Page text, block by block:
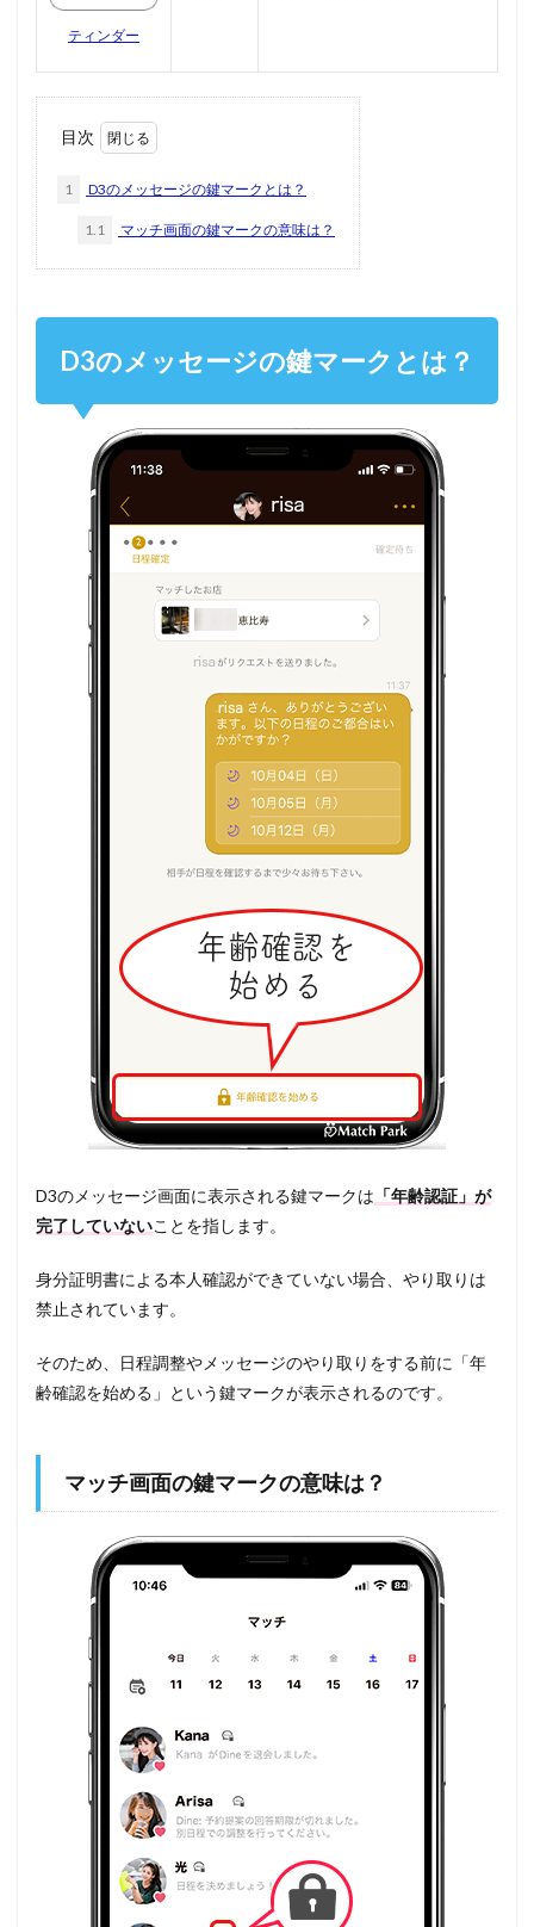
ティンダー
目次
1 D3のメッセージの鍵マークとは？
1.1 マッチ画面の鍵マークの意味は？
D3のメッセージの鍵マークとは？
D3のメッセージ画面に表示される鍵マークは 「年齢認証」が
完了していないことを指します。
身分証明書による本人確認ができていない場合、やり取りは
禁止されています。
そのため、日程調整やメッセージのやり取りをする前に「年
齢確認を始める」という鍵マークが表示されるのです。
マッチ画面の鍵マークの意味は？